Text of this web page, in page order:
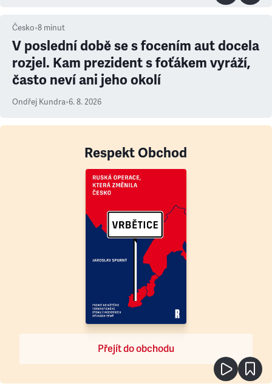
Česko•8 minut
V poslední době se s focením aut docela
rozjel. Kam prezident s foťákem vyráží,
často neví ani jeho okolí
Ondřej Kundra•6. 8. 2026
Respekt Obchod
Přejít do obchodu